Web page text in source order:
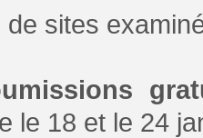
de sites
le 18 et le 24